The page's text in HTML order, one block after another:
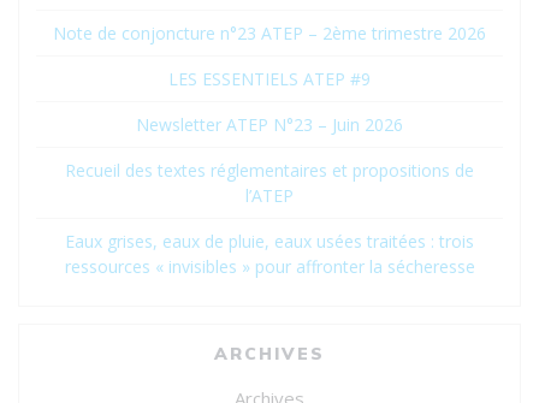
Note de conjoncture n°23 ATEP – 2ème trimestre 2026
LES ESSENTIELS ATEP #9
Newsletter ATEP N°23 – Juin 2026
Recueil des textes réglementaires et propositions de
l’ATEP
Eaux grises, eaux de pluie, eaux usées traitées : trois
ressources « invisibles » pour affronter la sécheresse
ARCHIVES
Archives